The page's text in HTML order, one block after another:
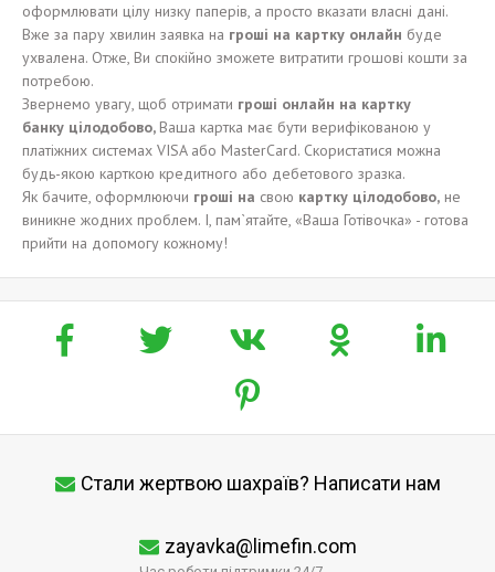
оформлювати цілу низку паперів, а просто вказати власні дані.
Вже за пару хвилин заявка на гроші на картку онлайн буде
ухвалена. Отже, Ви спокійно зможете витратити грошові кошти за
потребою.
Звернемо увагу, щоб отримати гроші онлайн на картку
банку цілодобово, Ваша картка має бути верифікованою у
платіжних системах VISA або MasterCard. Скористатися можна
будь-якою карткою кредитного або дебетового зразка.
Як бачите, оформлюючи гроші на свою картку цілодобово, не
виникне жодних проблем. І, пам`ятайте, «Ваша Готівочка» - готова
прийти на допомогу кожному!
Стали жертвою шахраїв? Написати нам
zayavka@limefin.com